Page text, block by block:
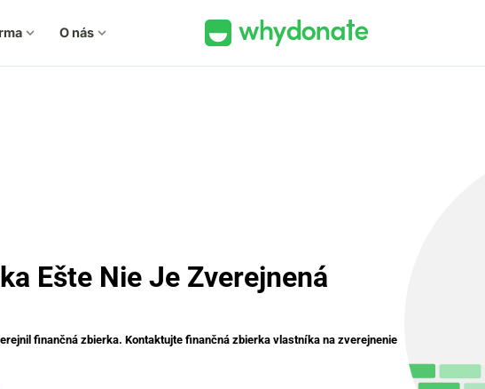
expand_more O nás expand_more
Ešte Nie Je Zverejnená
finančná zbierka. Kontaktujte finančná zbierka vlastníka na zverejnenie